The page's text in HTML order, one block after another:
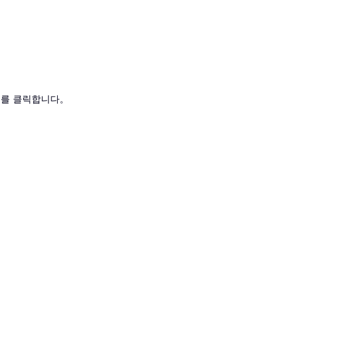
를 클릭합니다。